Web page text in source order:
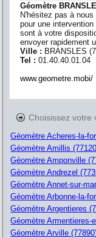
Géomètre
N'hésitez pas à
pour une
sont à votre
envoyer rapidement
Ville : BRANSLES (
Tel :01.40.40.01.04
www.geometre.mobi/
Choisissez votre
Géomètre Acheres-la-
Géomètre Amillis
Géomètre Amponville
Géomètre Andrezel
Géomètre Annet-sur-
Géomètre Arbonne-la-
Géomètre Argentieres
Géomètre Armentieres-
Géomètre Arville